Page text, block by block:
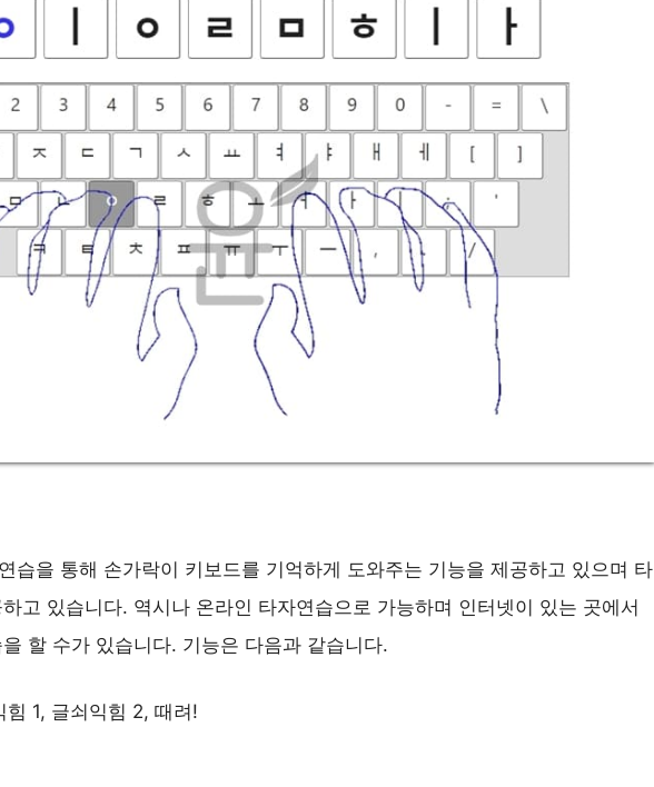
습을 통해 손가락이 키보드를 기억하게 도와주는 기능을 제공하고 있으며 타
고 있습니다. 역시나 온라인 타자연습으로 가능하며 인터넷이 있는 곳에서
할 수가 있습니다. 기능은 다음과 같습니다.
힘 1, 글쇠익힘 2, 때려!